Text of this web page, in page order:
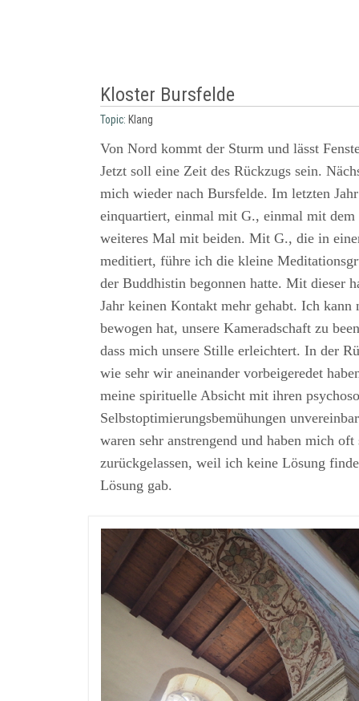
Kloster Bursfelde
Topic: Klang
Von Nord kommt der Sturm und lässt
Jetzt soll eine Zeit des Rückzugs sein.
mich wieder nach Bursfelde. Im letzten
einquartiert, einmal mit G., einmal mit
weiteres Mal mit beiden. Mit G., die in
meditiert, führe ich die kleine
der Buddhistin begonnen hatte. Mit dieser
Jahr keinen Kontakt mehr gehabt. Ich kann
bewogen hat, unsere Kameradschaft zu
dass mich unsere Stille erleichtert. In der
wie sehr wir aneinander vorbeigeredet
meine spirituelle Absicht mit ihren
Selbstoptimierungsbemühungen
waren sehr anstrengend und haben mich oft
zurückgelassen, weil ich keine Lösung
Lösung gab.